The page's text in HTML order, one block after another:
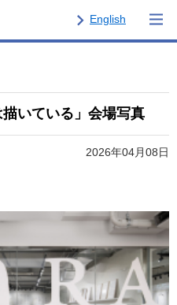
English
いている」会場写真
2026年04月08日